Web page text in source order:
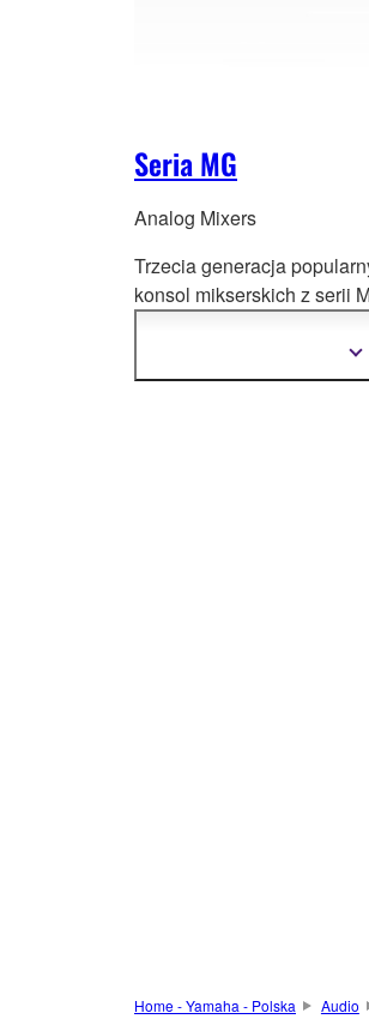
Seria MG
Analog Mixers
Trzecia generacja
konsol mikserskich z serii
Home - Yamaha - Polska Audio